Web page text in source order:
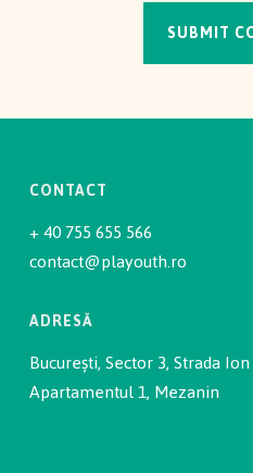
CONTACT
+ 40 755
contact@playouth.ro
ADRESĂ
București, Sector 3, Strada
Apartamentul 1, Mezanin